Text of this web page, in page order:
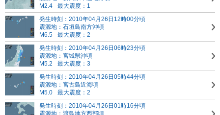
M2.4
最大震度：1
発生時刻：2010年04月26日12時00分頃
震源地：石垣島南方沖頃
M6.5
最大震度：2
発生時刻：2010年04月26日06時23分頃
震源地：宮城県沖頃
M5.2
最大震度：3
発生時刻：2010年04月26日05時44分頃
震源地：宮古島近海頃
M5.0
最大震度：2
発生時刻：2010年04月26日01時16分頃
震源地：渡島地方西部頃